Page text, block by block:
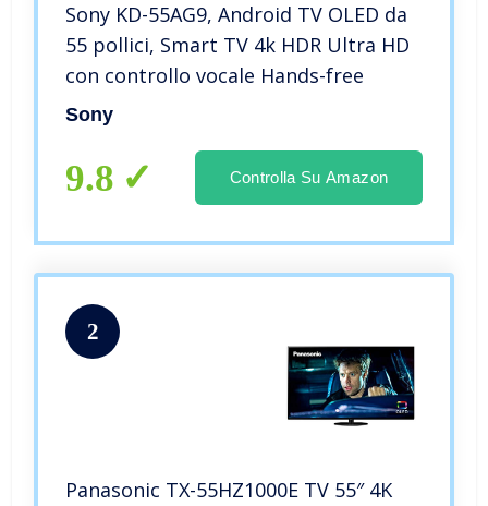
Sony KD-55AG9, Android TV OLED da
55 pollici, Smart TV 4k HDR Ultra HD
con controllo vocale Hands-free
Sony
9.8 Controlla Su Amazon
2
Panasonic TX-55HZ1000E TV 55″ 4K